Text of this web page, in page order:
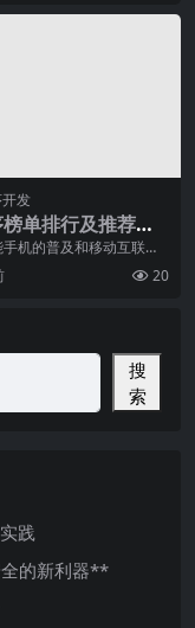
发
单排行及推荐介
机的普及和移动互联网
，小程序已成为人们生
缺的一部分
20
搜
索
践
的新利器**